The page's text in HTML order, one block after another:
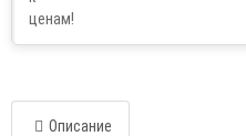
Описание